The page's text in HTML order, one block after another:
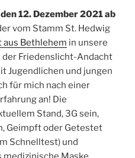
12. Dezember 2021 ab
vom Stamm St. Hedwig
aus Bethlehem in unsere
der Friedenslicht-Andacht
Jugendlichen und jungen
für mich nach einer
an! Die
Stand, 3G sein,
Geimpft oder Getestet
Schnelltest) und